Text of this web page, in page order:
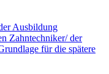
Ausbildung
Zahntechniker/ der
für die spätere